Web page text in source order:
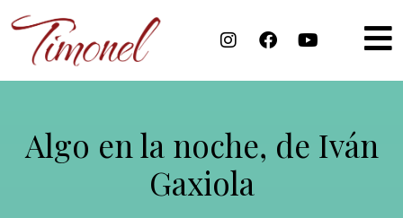
Algo en la noche , de Iván
Gaxiola